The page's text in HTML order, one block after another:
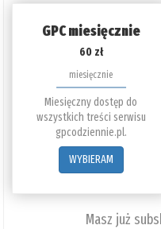
GPC miesięcznie
60 zł
miesięcznie
Miesięczny dostęp do
wszystkich treści serwisu
gpcodziennie.pl.
WYBIERAM
Masz już